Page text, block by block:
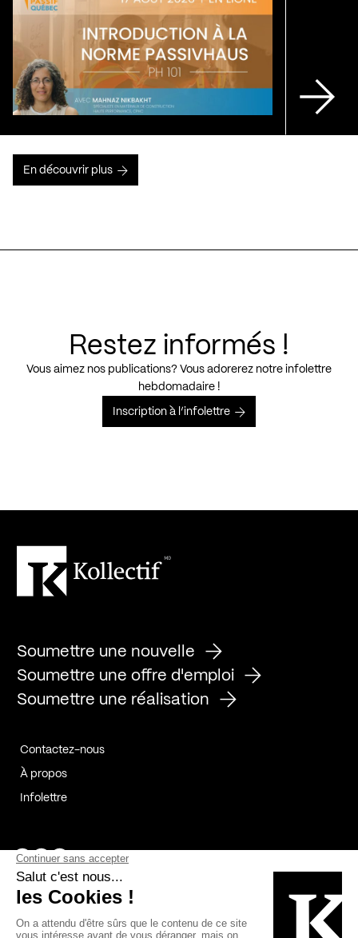
En découvrir plus
Restez informés !
Vous aimez nos publications? Vous adorerez notre infolettre
hebdomadaire !
Inscription à l’infolettre
Soumettre une nouvelle
Soumettre une offre d'emploi
Soumettre une réalisation
Contactez-nous
À propos
Infolettre
Page Facebook de Kollectif
Page Instagram de Kollectif
Page Linkedin de Kollectif